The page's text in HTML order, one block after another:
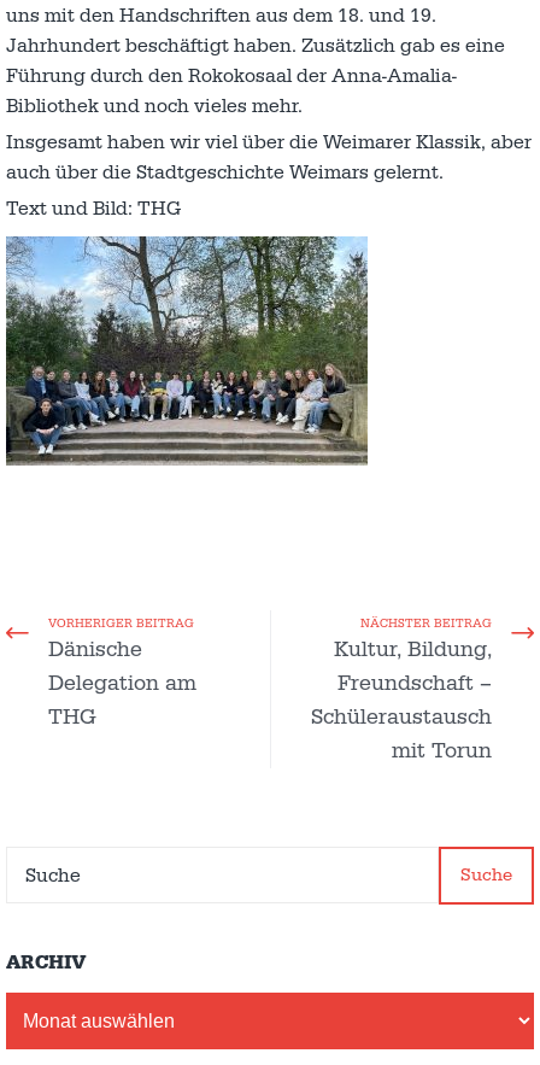
uns mit den Handschriften aus dem 18. und 19.
Jahrhundert beschäftigt haben. Zusätzlich gab es eine
Führung durch den Rokokosaal der Anna-Amalia-
Bibliothek und noch vieles mehr.
Insgesamt haben wir viel über die Weimarer Klassik, aber
auch über die Stadtgeschichte Weimars gelernt.
Text und Bild: THG
VORHERIGER BEITRAG
Dänische
Delegation am
THG
NÄCHSTER BEITRAG
Kultur, Bildung,
Freundschaft –
Schüleraustausch
mit Torun
Suche
ARCHIV